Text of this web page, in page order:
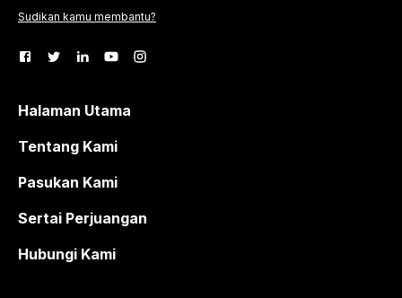
Sudikan kamu membantu?
Halaman Utama
Tentang Kami
Pasukan Kami
Sertai Perjuangan
Hubungi Kami